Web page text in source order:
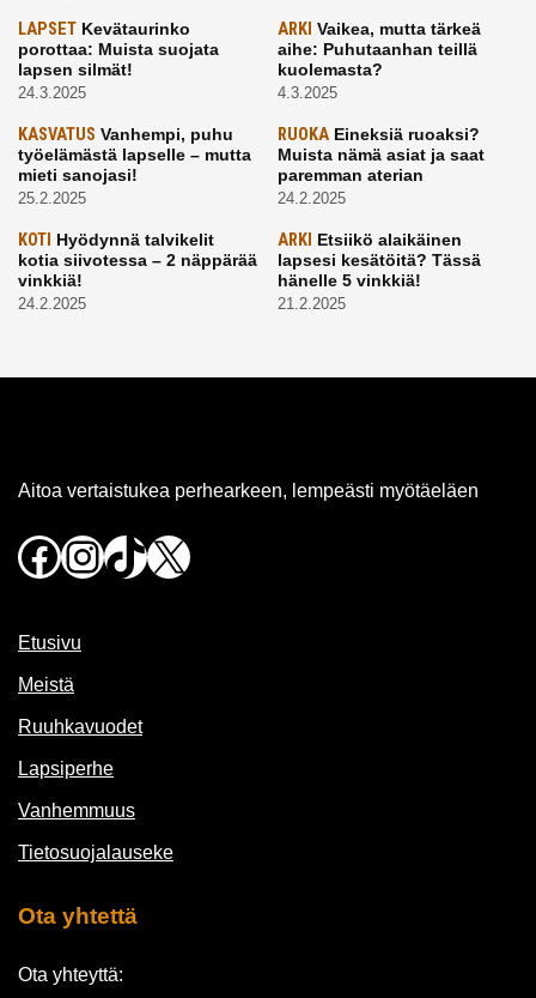
LAPSET Kevätaurinko
porottaa: Muista suojata
lapsen silmät!
24.3.2025
ARKI Vaikea, mutta tärkeä
aihe: Puhutaanhan teillä
kuolemasta?
4.3.2025
KASVATUS Vanhempi, puhu
työelämästä lapselle – mutta
mieti sanojasi!
25.2.2025
RUOKAEineksiä ruoaksi?
Muista nämä asiat ja saat
paremman aterian
24.2.2025
KOTI Hyödynnä talvikelit
kotia siivotessa – 2 näppärää
vinkkiä!
24.2.2025
ARKI Etsiikö alaikäinen
lapsesi kesätöitä? Tässä
hänelle 5 vinkkiä!
21.2.2025
Aitoa vertaistukea perhearkeen, lempeästi myötäeläen
Facebook
Instagram
TikTok
X
Etusivu
Meistä
Ruuhkavuodet
Lapsiperhe
Vanhemmuus
Tietosuojalauseke
Ota yhtettä
Ota yhteyttä: